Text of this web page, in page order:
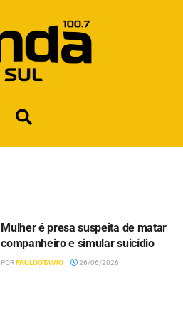
Mulher é presa suspeita de matar
companheiro e simular suicídio
PORPAULOOTAVIO 26/06/2026